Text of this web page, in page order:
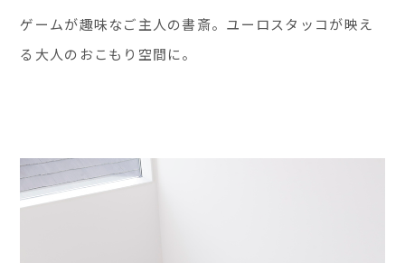
ゲームが趣味なご主人の書斎。ユーロスタッコが映え
る大人のおこもり空間に。